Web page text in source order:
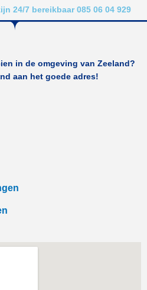
24/7 bereikbaar 085 06 04 929
in de omgeving van Zeeland?
aan het goede adres!